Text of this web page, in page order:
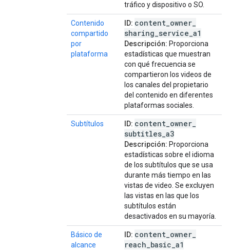
tráfico y dispositivo o SO.
Contenido
compartido
por
plataforma
ID: content owner
sharing service a1
Descripción: Proporciona
estadísticas que muestran
con qué frecuencia se
compartieron los videos de
los canales del propietario
del contenido en diferentes
plataformas sociales.
Subtítulos ID: content owner
subtitles a3
Descripción: Proporciona
estadísticas sobre el idioma
de los subtítulos que se usa
durante más tiempo en las
vistas de video. Se excluyen
las vistas en las que los
subtítulos están
desactivados en su mayoría.
Básico de
alcance
ID: content owner
reach basic a1